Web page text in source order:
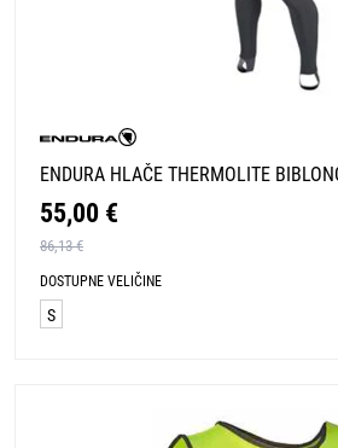
ENDURA HLAČE THERMOLITE
55,00 €
86,13 €
DOSTUPNE VELIČINE
S